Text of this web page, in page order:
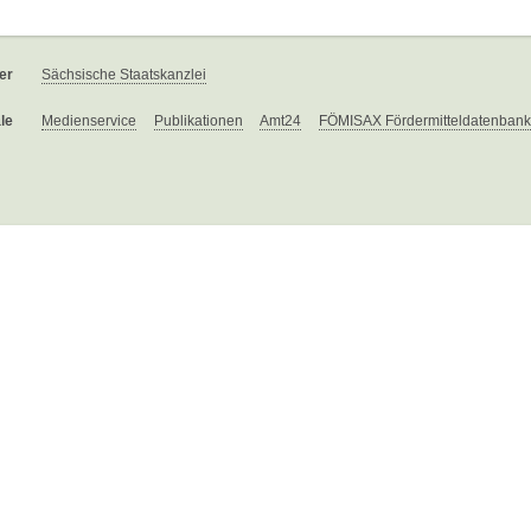
Sächsische Staatskanzlei
Medienservice Publikationen Amt24 FÖMISAX Fördermitteldatenbank